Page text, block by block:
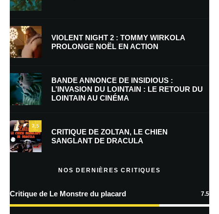
Nom*
E-mail *
Enregistrer mon nom, mon e-mail et mon site dans le navigateur pour
mon prochain commentaire.
Prévenez-moi de tous les nouveaux commentaires par e-mail.
Prévenez-moi de tous les nouveaux articles par e-mail.
En savoir
VIOLENT NIGHT 2 : TOMMY WIRKOLA
PROLONGE NOËL EN ACTION
BANDE ANNONCE DE INSIDIOUS :
L’INVASION DU LOINTAIN : LE RETOUR DU
LOINTAIN AU CINÉMA
7.5
CRITIQUE DE ZOLTAN, LE CHIEN
SANGLANT DE DRACULA
NOS DERNIÈRES CRITIQUES
Critique de Le Monstre du placard 7.5